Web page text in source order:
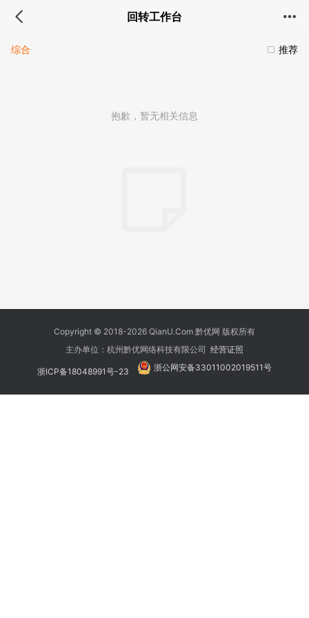
回转工作台
推荐
综合
抱歉，暂无相关信息
Copyright © 2018-2026 QianU.Com 黔优网 版权所有
主办单位：杭州黔优网络科技有限公司 经营证照
浙ICP备18048991号-23 浙公网安备33011002019511号